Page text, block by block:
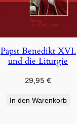
Papst Benedikt XVI.
und die Liturgie
29,95€
In den Warenkorb